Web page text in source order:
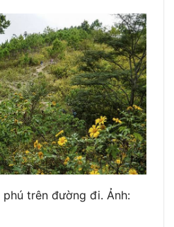
trên đường đi. Ảnh: